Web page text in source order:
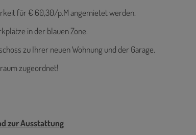
für € 60,30/p.M angemietet werden.
in der blauen Zone.
zu Ihrer neuen Wohnung und der Garage.
zugeordnet!
zur Ausstattung